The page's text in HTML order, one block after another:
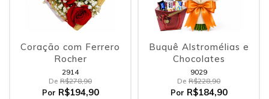
Coração com Ferrero
Rocher
2914
De R$278,90
Por R$194,90
Buquê Alstromélias e
Chocolates
9029
De R$228,90
Por R$184,90